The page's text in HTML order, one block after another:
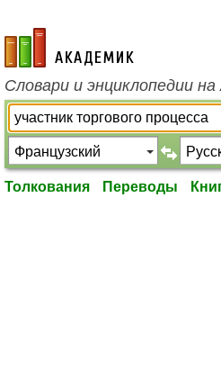
academic.ru
Словари и энциклопедии
Толкования Переводы